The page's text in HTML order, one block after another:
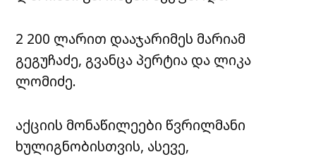
2 200 ლარით დააჯარიმეს მარიამ
გეგუჩაძე, გვანცა პერტია და ლიკა
ლომიძე.
აქციის მონაწილეები წვრილმანი
ხულიგნობისთვის, ასევე,